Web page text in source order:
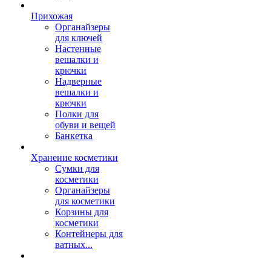
Прихожая
Органайзеры
для ключей
Настенные
вешалки и
крючки
Надверные
вешалки и
крючки
Полки для
обуви и вещей
Банкетка
Хранение косметики
Сумки для
косметики
Органайзеры
для косметики
Корзины для
косметики
Контейнеры для
ватных...